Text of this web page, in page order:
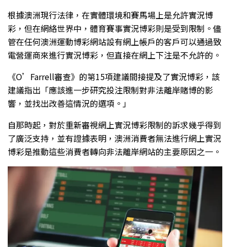
根據澳洲現行法律，在實體環境和賽馬場上是允許實況博
彩，但在網絡世界中，體育賽事實況博彩則是受到限制。儘
管在任何澳洲運動博彩網站設有網上帳戶的客戶可以通過致
電營運商來進行實況博彩，但直接在網上下注是不允許的。
《O’Farrell審查》的第15項建議間接提及了實況博彩，該
建議指出「應該進一步研究投注限制對非法離岸賭博的影
響，並找出改善這情況的選項。」
自那時起，對於重新審視網上實況博彩限制的訴求幾乎得到
了廣泛支持，並有證據表明，澳洲消費者無法進行網上實況
博彩是推動這些消費者轉向非法離岸網站的主要原因之一。